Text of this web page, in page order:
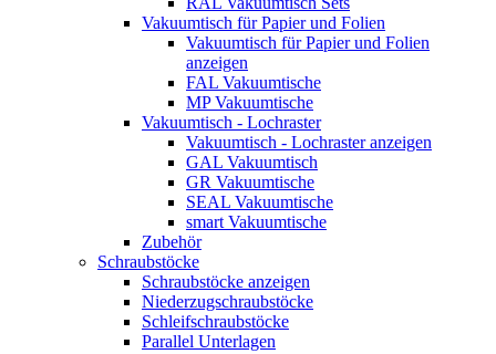
Vakuumtisch für Papier und Folien
Vakuumtisch für Papier und Folien
anzeigen
FAL Vakuumtische
MP Vakuumtische
Vakuumtisch - Lochraster
Vakuumtisch - Lochraster anzeigen
GAL Vakuumtisch
GR Vakuumtische
SEAL Vakuumtische
smart Vakuumtische
Zubehör
Schraubstöcke
Schraubstöcke anzeigen
Niederzugschraubstöcke
Schleifschraubstöcke
Parallel Unterlagen